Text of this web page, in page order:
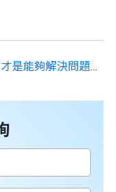
夠解決問題的語言